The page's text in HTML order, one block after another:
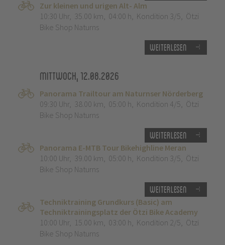
Zur kleinen und urigen Alt- Alm
10:30 Uhr, 35.00 km, 04:00 h, Kondition 3/5, Ötzi
Bike Shop Naturns
Weiterlesen
Mittwoch, 12.08.2026
Panorama Trailtour am Naturnser Nörderberg
09:30 Uhr, 38.00 km, 05:00 h, Kondition 4/5, Ötzi
Bike Shop Naturns
Weiterlesen
Panorama E-MTB Tour Bikehighline Meran
10:00 Uhr, 39.00 km, 05:00 h, Kondition 3/5, Ötzi
Bike Shop Naturns
Weiterlesen
Techniktraining Grundkurs (Basic) am
Techniktrainingsplatz der Ötzi Bike Academy
10:00 Uhr, 15.00 km, 03:00 h, Kondition 2/5, Ötzi
Bike Shop Naturns